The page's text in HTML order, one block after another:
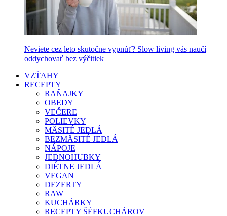
Neviete cez leto skutočne vypnúť? Slow living vás naučí
oddychovať bez výčitiek
VZŤAHY
RECEPTY
RAŇAJKY
OBEDY
VEČERE
POLIEVKY
MÄSITÉ JEDLÁ
BEZMÄSITÉ JEDLÁ
NÁPOJE
JEDNOHUBKY
DIÉTNE JEDLÁ
VEGAN
DEZERTY
RAW
KUCHÁRKY
RECEPTY ŠÉFKUCHÁROV